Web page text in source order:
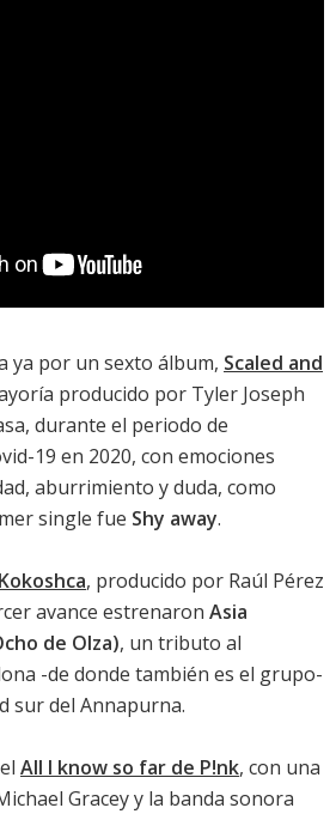
ya por un sexto álbum, Scaled and
producido por Tyler Joseph
durante el periodo de
19 en 2020, con emociones
aburrimiento y duda, como
single fue Shy away.
, producido por Raúl Pérez
avance estrenaron Asia
de Olza), un tributo al
-de donde también es el grupo-
sur del Annapurna.
All I know so far de P!nk, con una
Gracey y la banda sonora